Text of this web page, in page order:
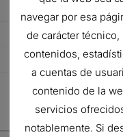
N° de pieza del
navegar por esa
de carácter
contenidos,
a cuentas de
contenido de la
servicios
notablemente. Si